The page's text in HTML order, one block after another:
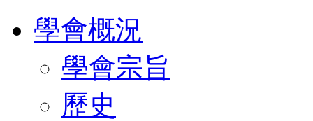
學會概況
學會宗旨
歷史